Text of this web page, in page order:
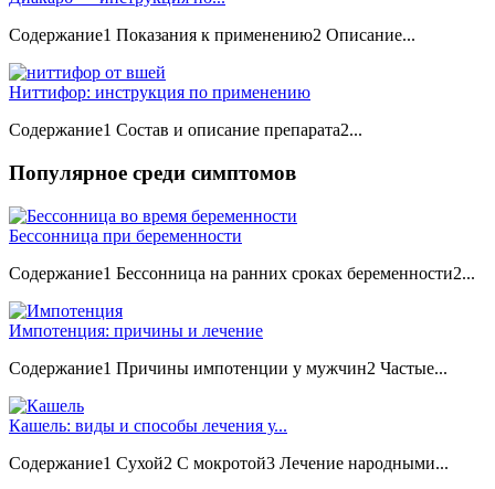
Содержание1 Показания к применению2 Описание...
Ниттифор: инструкция по применению
Содержание1 Состав и описание препарата2...
Популярное среди симптомов
Бессонница при беременности
Содержание1 Бессонница на ранних сроках беременности2...
Импотенция: причины и лечение
Содержание1 Причины импотенции у мужчин2 Частые...
Кашель: виды и способы лечения у...
Содержание1 Сухой2 С мокротой3 Лечение народными...